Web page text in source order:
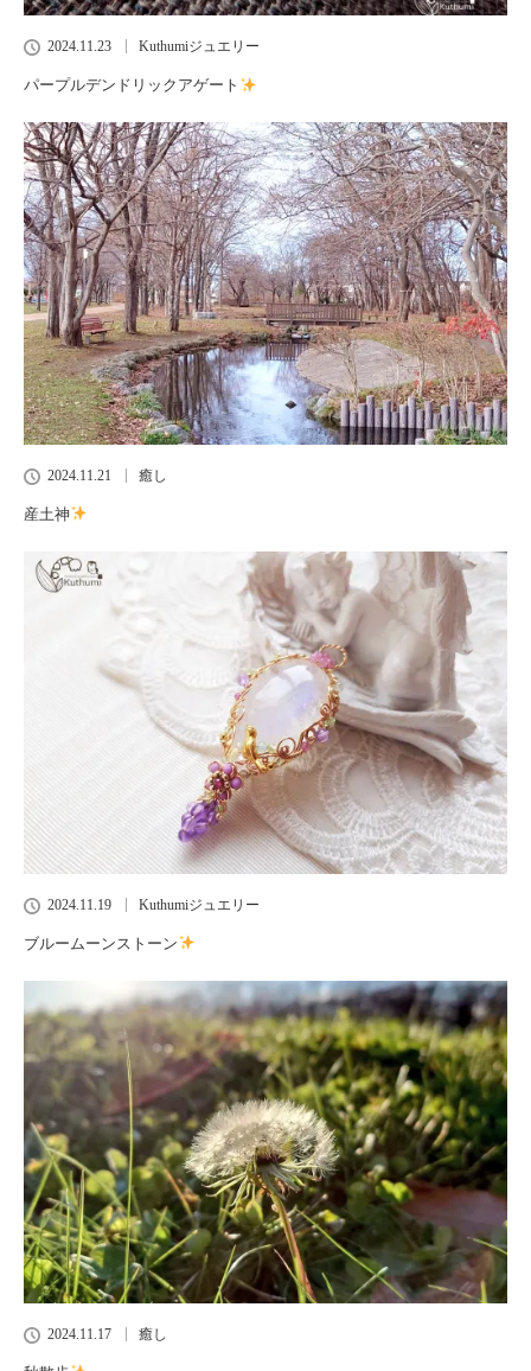
2024.11.23 Kuthumiジュエリー
パープルデンドリックアゲート
2024.11.21 癒し
産土神
2024.11.19 Kuthumiジュエリー
ブルームーンストーン
2024.11.17 癒し